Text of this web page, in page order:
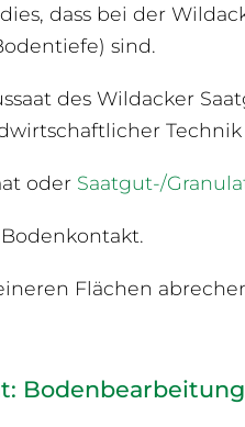
dass bei der
sind.
des Wildacker
Technik
oder Saatgut-/
Flächen